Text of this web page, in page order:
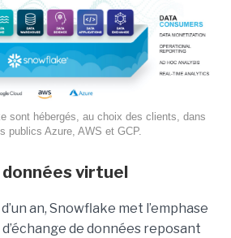
sont hébergés, au choix des clients, dans
publics Azure, AWS et GCP.
virtuel
an, Snowflake met l’emphase
de données reposant